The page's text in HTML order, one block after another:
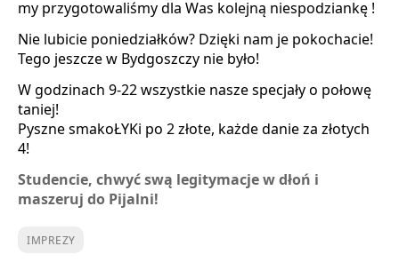
my przygotowaliśmy dla Was kolejną niespodziankę !
Nie lubicie poniedziałków? Dzięki nam je pokochacie!
Tego jeszcze w Bydgoszczy nie było!
W godzinach 9-22 wszystkie nasze specjały o połowę
taniej!
Pyszne smakoŁYKi po 2 złote, każde danie za złotych
4!
Studencie, chwyć swą legitymacje w dłoń i
maszeruj do Pijalni!
IMPREZY